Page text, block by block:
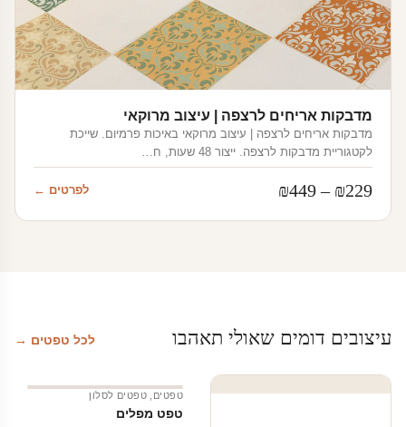
מדבקות אריחים לרצפה | עיצוב מרוקאי
מדבקות אריחים לרצפה | עיצוב מרוקאי באיכות פרמיום. שייכת
לקטגוריית מדבקות לרצפה. ייצור 48 שעות, ח…
₪229
–
₪449
מחירים:
לפרטים ←
עיצובים דומים שאולי תאהבו לכל טפטים →
טפטים טפטים לסלון
טפט מפלים